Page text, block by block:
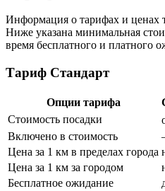
Информация о тарифах и
Ниже указана минимальная
время бесплатного и платного
Тариф Стандарт
Опции тарифа
Стоимость посадки
Включено в стоимость
Цена за 1 км в пределах города
Цена за 1 км за городом
Бесплатное ожидание